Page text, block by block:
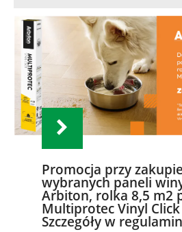
Promocja przy
wybranych paneli
Arbiton, rolka 8,5 m2
Multiprotec Vinyl Click
Szczegóły w